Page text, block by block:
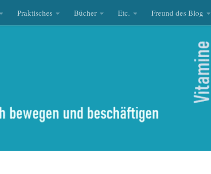
Praktisches Bücher Etc. Freund des Blog